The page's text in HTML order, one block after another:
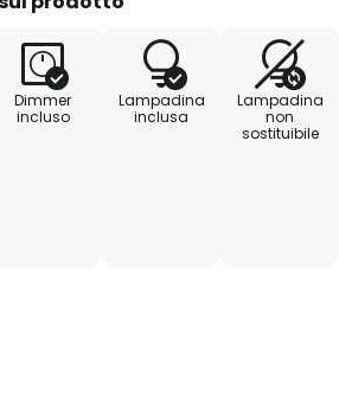
Dimmer
incluso
Lampadina
inclusa
Lampadina
non
sostituibile